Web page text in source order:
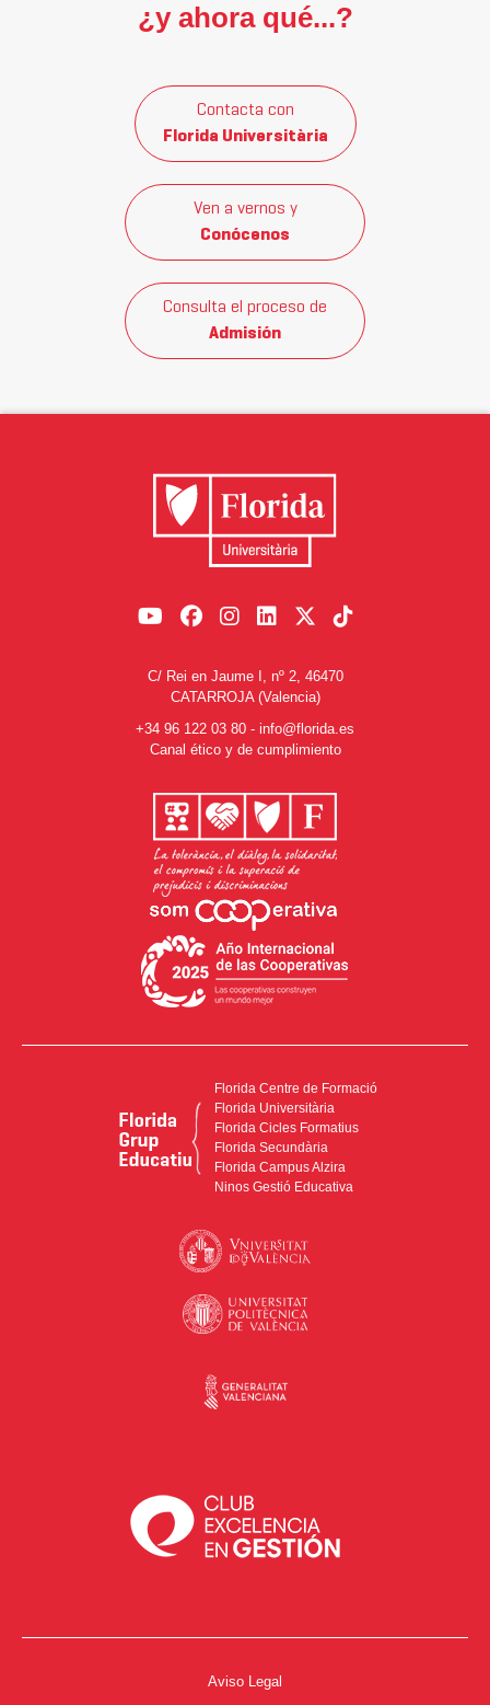
¿y ahora qué...?
Contacta con
Florida Universitària
Ven a vernos y
Conócenos
Consulta el proceso de
Admisión
C/ Rei en Jaume I, nº 2, 46470
CATARROJA (Valencia)
+34 96 122 03 80 - info@florida.es
Canal ético y de cumplimiento
Florida Centre de Formació
Florida Universitària
Florida Cicles Formatius
Florida Secundària
Florida Campus Alzira
Ninos Gestió Educativa
Aviso Legal